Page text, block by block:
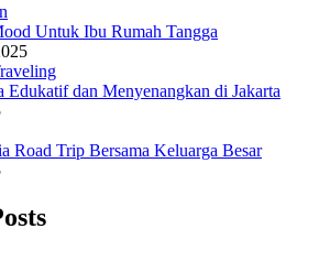
Untuk Ibu Rumah Tangga
Edukatif dan Menyenangkan di Jakarta
Road Trip Bersama Keluarga Besar